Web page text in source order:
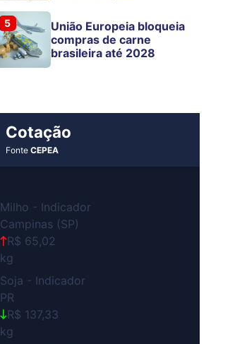
5
União Europeia bloqueia
compras de carne
brasileira até 2028
Cotação
FonteCEPEA
Milho - Indicador
Campinas (SP)
R$ 65,02
kg
Soja - Indicador
PR
R$ 137,33
kg